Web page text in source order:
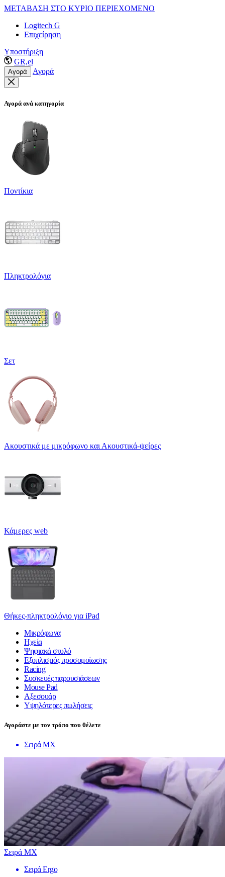
ΜΕΤΑΒΑΣΗ ΣΤΟ ΚΥΡΙΟ ΠΕΡΙΕΧΟΜΕΝΟ
Logitech G
Επιχείρηση
Υποστήριξη
GR,el
Αγορά Αγορά
Αγορά ανά κατηγορία
Ποντίκια
Πληκτρολόγια
Σετ
Ακουστικά με μικρόφωνο και Ακουστικά-ψείρες
Κάμερες web
Θήκες-πληκτρολόγιο για iPad
Μικρόφωνα
Ηχεία
Ψηφιακά στυλό
Εξοπλισμός προσομοίωσης
Racing
Συσκευές παρουσιάσεων
Mouse Pad
Αξεσουάρ
Υψηλότερες πωλήσεις
Αγοράστε με τον τρόπο που θέλετε
Σειρά MX
Σειρά MX
Σειρά Ergo